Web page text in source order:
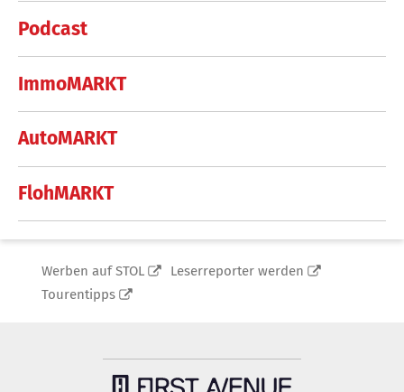
Podcast
ImmoMARKT
AutoMARKT
FlohMARKT
Werben auf STOL
Leserreporter werden
Tourentipps